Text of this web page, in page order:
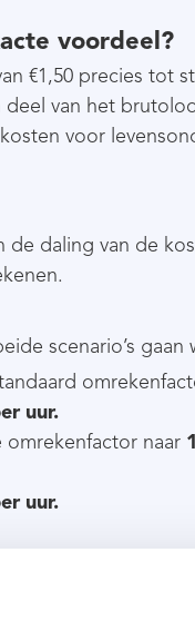
voordeel?
€1,50 precies
van het
voor
daling van de
scenario’s
uur.
naar
uur.